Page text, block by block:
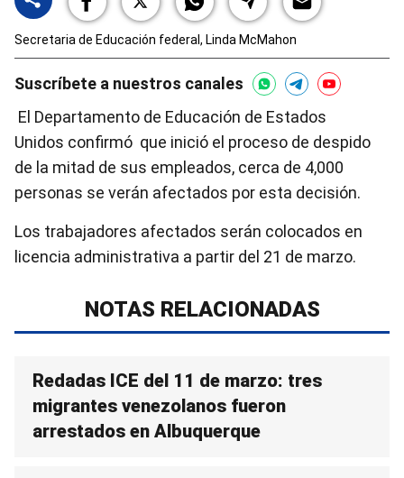
Secretaria de Educación federal, Linda McMahon
Suscríbete a nuestros canales
El Departamento de Educación de Estados
Unidos confirmó que inició el proceso de despido
de la mitad de sus empleados, cerca de 4,000
personas se verán afectados por esta decisión.
Los trabajadores afectados serán colocados en
licencia administrativa a partir del 21 de marzo.
NOTAS RELACIONADAS
Redadas ICE del 11 de marzo: tres
migrantes venezolanos fueron
arrestados en Albuquerque